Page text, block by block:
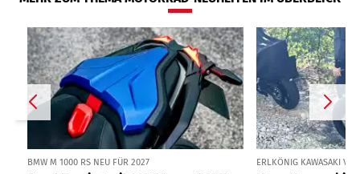
BMW M 1000 RS NEU FÜR 2027 ERLKÖNIG KAWASAKI